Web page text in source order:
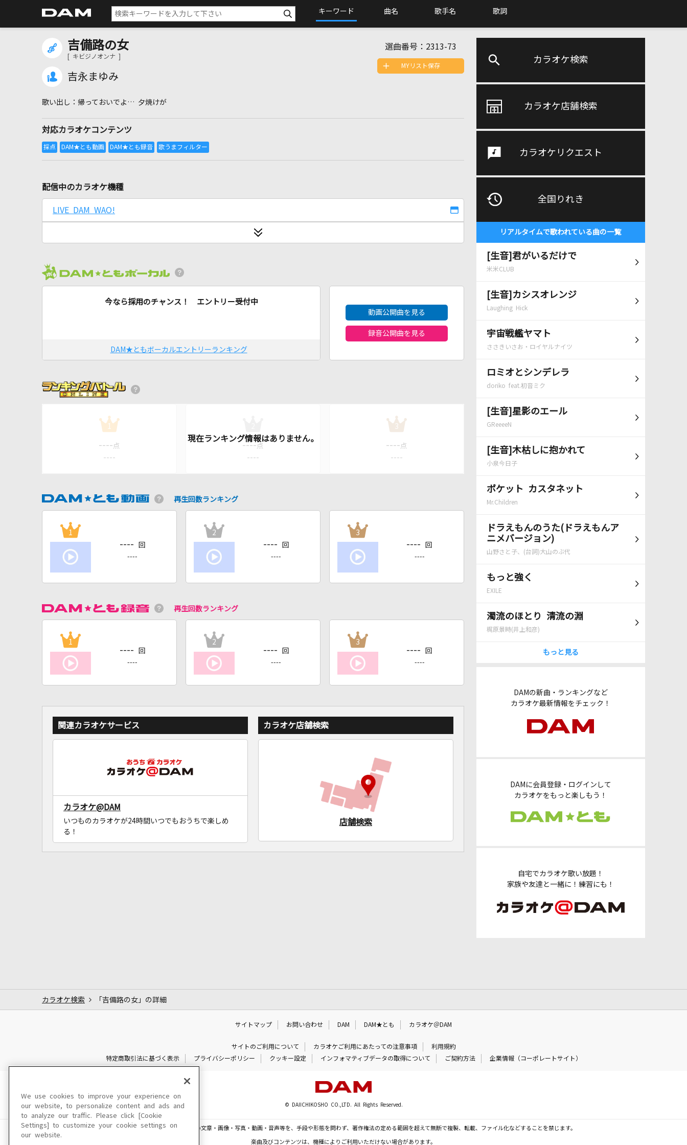
キーワード 曲名 歌手名 歌詞
カラオケ検索
カラオケ店舗検索
カラオケリクエスト
全国りれき
リアルタイムで歌われている曲の一覧
[生音]君がいるだけで
米米CLUB
[生音]カシスオレンジ
Laughing Hick
宇宙戦艦ヤマト
ささきいさお・ロイヤルナイツ
ロミオとシンデレラ
doriko feat.初音ミク
[生音]星影のエール
GReeeeN
[生音]木枯しに抱かれて
小泉今日子
ポケット カスタネット
Mr.Children
ドラえもんのうた(ドラえもんア
ニメバージョン)
山野さと子、(台詞)大山のぶ代
もっと強く
EXILE
濁流のほとり 清流の淵
梶原景時(井上和彦)
もっと見る
DAMの新曲・ランキングなど
カラオケ最新情報をチェック！
DAMに会員登録・ログインして
カラオケをもっと楽しもう！
自宅でカラオケ歌い放題！
家族や友達と一緒に！練習にも！
吉備路の女
[ キビジノオンナ ]
吉永まゆみ
選曲番号： 2313-73
帰っておいでよ… 夕焼けが
対応カラオケコンテンツ
MYリスト保存
配信中のカラオケ機種
LIVE DAM WAO!
今なら採用のチャンス！ エントリー受付中
DAM★ともボーカルエントリーランキング
動画公開曲を見る
録音公開曲を見る
1
---- 点
----
---- 点
----
3
---- 点
----
再生回数ランキング
1
---- 回
----
2
---- 回
----
3
---- 回
----
再生回数ランキング
1
---- 回
----
2
---- 回
----
3
---- 回
----
関連カラオケサービス
カラオケ@DAM
いつものカラオケが24時間いつでもおうちで楽しめ
る！
カラオケ店舗検索
店舗検索
カラオケ検索 「吉備路の女」の詳細
サイトマップ お問い合わせ DAM DAM★とも カラオケ＠DAM
サイトのご利用について カラオケご利用にあたっての注意事項
利用規約
特定商取引法に基づく表示
プライバシーポリシー クッキー設定 インフォマティブデータの取得について ご契約方法 企業情報（コーポレートサイト）
© DAIICHIKOSHO CO.,LTD. All Rights Reserved.
このサイトに掲載されている一切の文章・画像・写真・動画・音声等を、手段や形態を問わず、著作権法の定める範囲を超えて無断で複製、転載、ファイル化などすることを禁じます。
楽曲及びコンテンツは、機種によりご利用いただけない場合があります。
We use cookies to improve your experience on
our website, to personalize content and ads and
to analyze our traffic. Please click [Cookie
Settings] to customize your cookie settings on
our website.